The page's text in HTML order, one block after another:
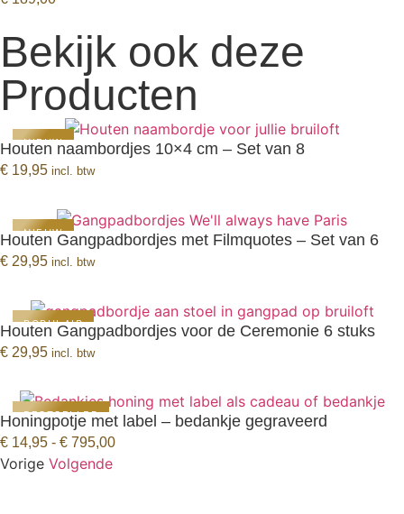
Bekijk ook deze
Producten
NIEUW
Houten naambordjes 10×4 cm – Set van 8
€ 19,95 incl. btw
NIEUW
Houten Gangpadbordjes met Filmquotes – Set van 6
€ 29,95 incl. btw
POPULAIR
Houten Gangpadbordjes voor de Ceremonie 6 stuks
€ 29,95 incl. btw
BESTSELLER
Honingpotje met label – bedankje gegraveerd
€ 14,95 - € 795,00
Vorige Volgende